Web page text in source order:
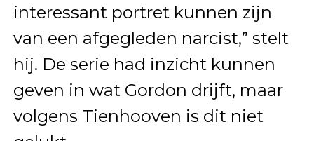
interessant portret kunnen zijn
van een afgegleden narcist,” stelt
hij. De serie had inzicht kunnen
geven in wat Gordon drijft, maar
volgens Tienhooven is dit niet